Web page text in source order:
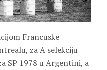
Francuske
za A selekciju
SP 1978 u Argentini, a